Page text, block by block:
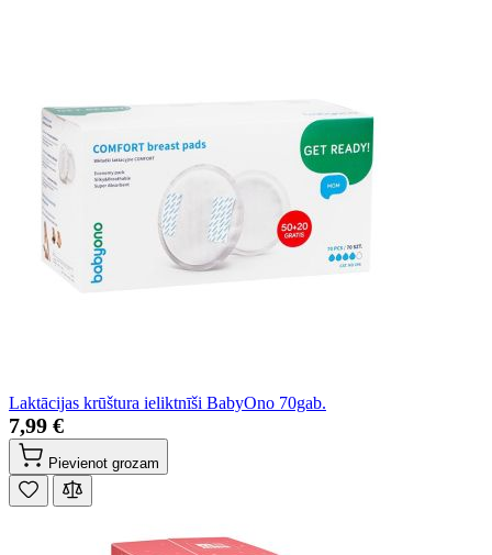
Laktācijas krūštura ieliktnīši BabyOno 70gab.
7,99 €
Pievienot grozam